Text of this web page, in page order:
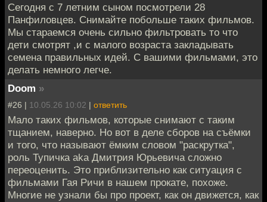
Сегодня с 7 летним сыном посмотрели 28
Панфиловцев. Снимайте побольше таких фильмов.
Мы стараемся очень сильно фильтровать то что
дети смотрят ,и с малого возраста закладывать
семена правильных идей. С вашими фильмами, это
делать немного легче.
Doom »
#26 | 10.05.26 10:02 | ответить
Мало таких фильмов, которые снимают с таким
тщанием, наверно. Но вот в деле сборов на съёмки
и того, что называют ёмким словом "раскрутка",
роль Тупичка aka Дмитрия Юрьевича сложно
переоценить. Это приблизительно как ситуация с
фильмами Гая Ричи в нашем прокате, похоже.
Многие не узнали бы про проект, как он движется, как